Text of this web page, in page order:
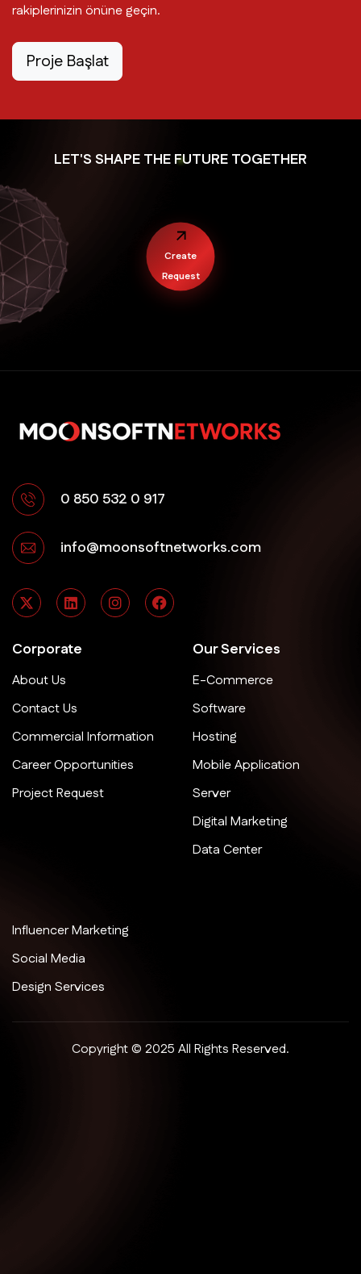
Merkez E-Ticaret
Nazilli E-Ticaret
Söke E-Ticaret
Yenipazar E-Ticaret
rakiplerinizin önüne geçin.
Proje Başlat
LET'S SHAPE THE FUTURE TOGETHER
Create
Request
0 850 532 0 917
info@moonsoftnetworks.com
Corporate
About Us
Contact Us
Commercial Information
Career Opportunities
Project Request
Our Services
E-Commerce
Software
Hosting
Mobile Application
Server
Digital Marketing
Data Center
Influencer Marketing
Social Media
Design Services
Copyright © 2025 All Rights Reserved.